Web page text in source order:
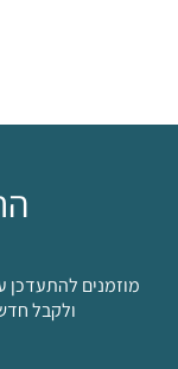
מוזמנים להתעדכן
ולקבל